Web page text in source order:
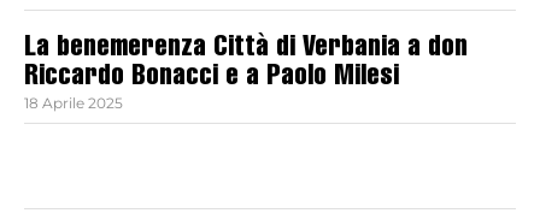
La benemerenza Città di Verbania a don
Riccardo Bonacci e a Paolo Milesi
18 Aprile 2025